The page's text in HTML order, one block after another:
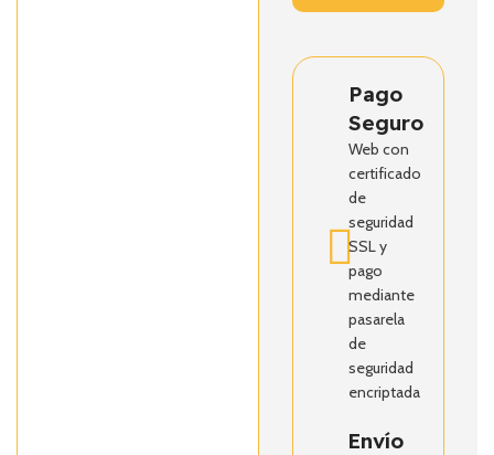
Pago
Seguro
Web con
certificado
de
seguridad
SSL y
pago
mediante
pasarela
de
seguridad
encriptada
Envío